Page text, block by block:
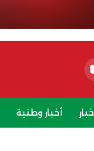
أخبار وطنية